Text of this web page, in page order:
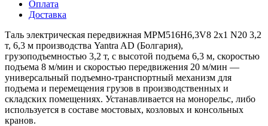
Оплата
Доставка
Таль электрическая передвижная MPM516H6,3V8 2x1 N20 3,2
т, 6,3 м производства Yantra AD (Болгария),
грузоподъемностью 3,2 т, с высотой подъема 6,3 м, скоростью
подъема 8 м/мин и скоростью передвижения 20 м/мин —
универсальный подъемно-транспортный механизм для
подъема и перемещения грузов в производственных и
складских помещениях. Устанавливается на монорельс, либо
используется в составе мостовых, козловых и консольных
кранов.